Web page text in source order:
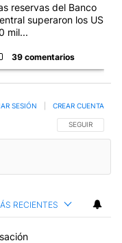
reservas del Banco
superaron los US$
mil...
39 comentarios
SIGA ESTA
SEGUIR
SESIÓN CREAR CUENTA
RECIENTES